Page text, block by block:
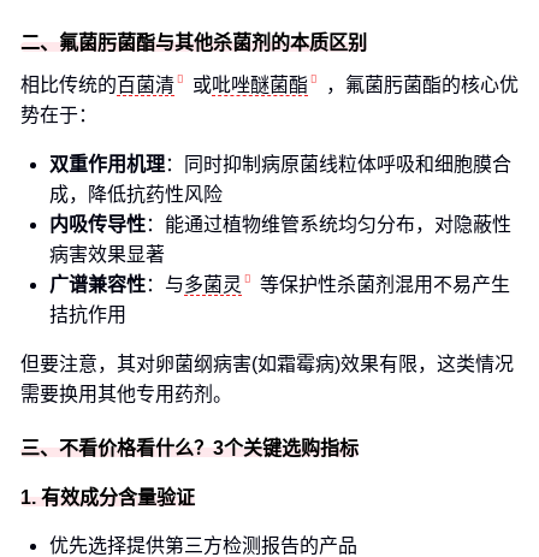
二、氟菌肟菌酯与其他杀菌剂的本质区别
相比传统的百菌清 或吡唑醚菌酯
，氟菌肟菌酯的核心优
势在于：
双重作用机理：同时抑制病原菌线粒体呼吸和细胞膜合
成，降低抗药性风险
内吸传导性：能通过植物维管系统均匀分布，对隐蔽性
病害效果显著
广谱兼容性：与多菌灵
等保护性杀菌剂混用不易产生
拮抗作用
但要注意，其对卵菌纲病害(如霜霉病)效果有限，这类情况
需要换用其他专用药剂。
三、不看价格看什么？3个关键选购指标
1. 有效成分含量验证
优先选择提供第三方检测报告的产品